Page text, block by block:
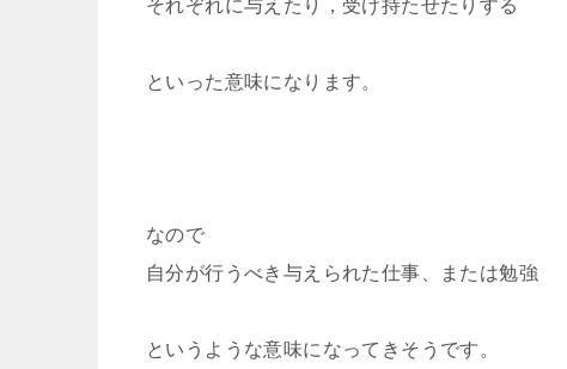
それぞれに与えたり，受け持たせたりする
といった意味になります。
なので
自分が行うべき与えられた仕事、または勉強
というような意味になってきそうです。